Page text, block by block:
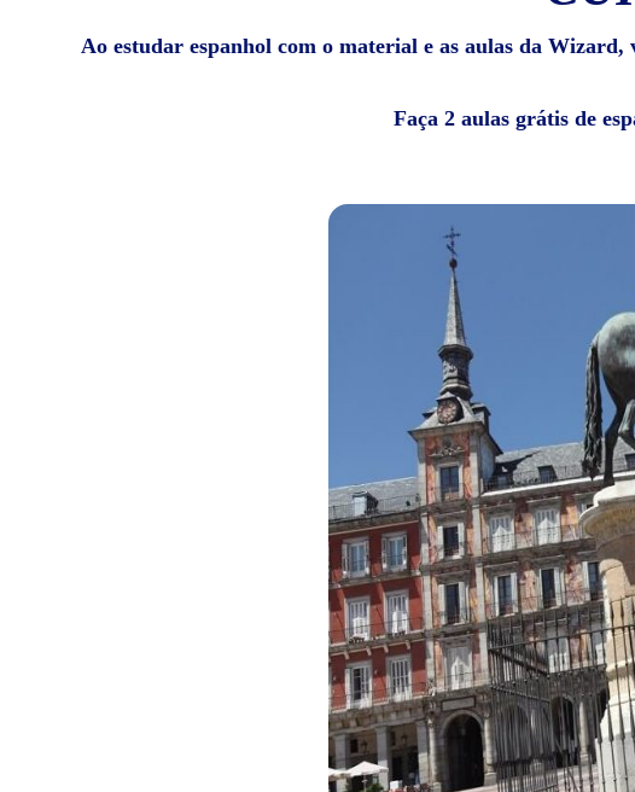
Ao estudar espanhol com o material e as aulas da
Faça 2 aulas grátis de